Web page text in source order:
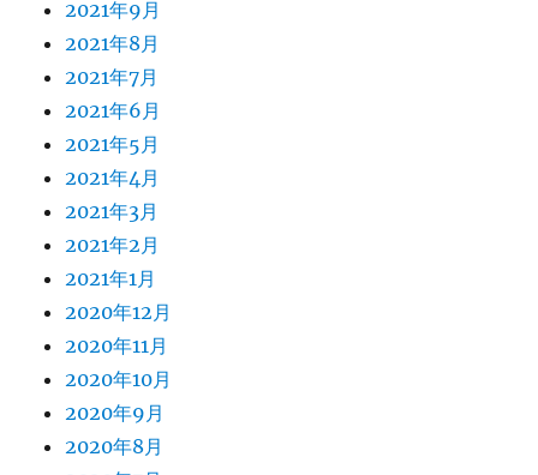
2021年9月
2021年8月
2021年7月
2021年6月
2021年5月
2021年4月
2021年3月
2021年2月
2021年1月
2020年12月
2020年11月
2020年10月
2020年9月
2020年8月